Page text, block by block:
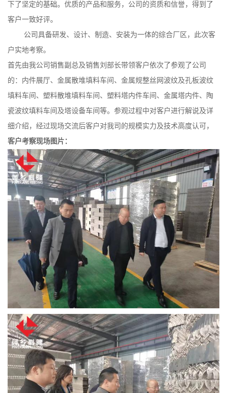
动
产
品
展
证
书
荣
誉
联
方
式
线
下了坚定的基础。优质的产品和服务，公司的资质和信誉，得到了
客户一致好评。
公司具备研发、设计、制造、安装为一体的综合厂区，此次客
户实地考察。
首先由我公司销售副总及销售刘部长带领客户依次了参观了公司
的：内件展厅、金属散堆填料车间、金属规整丝网波纹及孔板波纹
填料车间、塑料散堆填料车间、塑料塔内件车间、金属塔内件、陶
瓷波纹填料车间及塔设备车间等。参观过程中对客户进行解说及详
细介绍，经过现场交流后客户对我司的规模实力及技术高度认可，
客户考察现场图片：